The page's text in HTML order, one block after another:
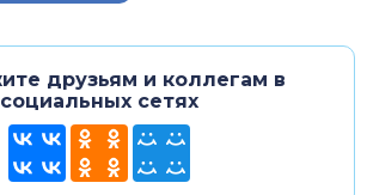
друзьям и коллегам в
социальных сетях